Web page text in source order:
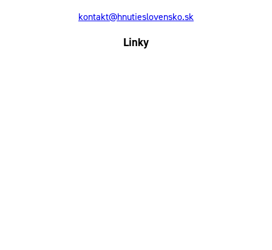
kontakt@hnutieslovensko.sk
Linky